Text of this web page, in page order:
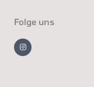
Folge uns
n
s
t